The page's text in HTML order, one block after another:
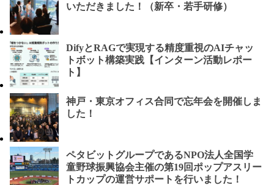
いただきました！（新卒・若手研修）
DifyとRAGで実現する精度重視のAIチャッ
トボット構築実践【インターン活動レポー
ト】
神戸・東京オフィス合同で忘年会を開催しま
した！
ペタビットグループであるNPO法人全国学
童野球振興協会主催の第19回ポップアスリー
トカップの運営サポートを行いました！